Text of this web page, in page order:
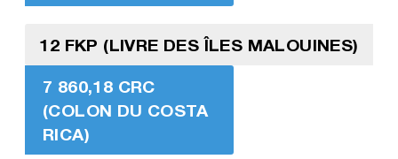
12 FKP (LIVRE DES ÎLES MALOUINES)
7 860,18 CRC
(COLON DU COSTA
RICA)